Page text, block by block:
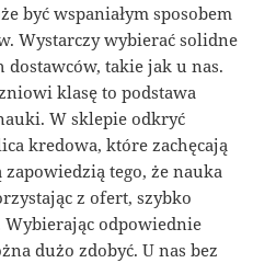
być wspaniałym sposobem
Wystarczy wybierać solidne
takie jak u nas.
klasę to podstawa
W sklepie odkryć
kredowa, które zachęcają
zapowiedzią tego, że nauka
z ofert, szybko
odpowiednie
dużo zdobyć. U nas bez